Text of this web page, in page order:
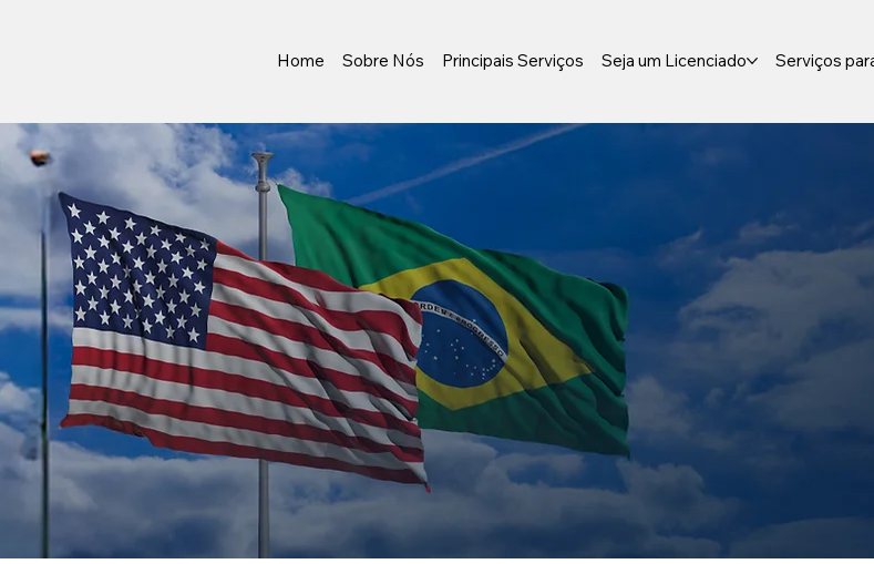
Home Sobre Nós Principais Serviços Seja um Licenciado Serviços